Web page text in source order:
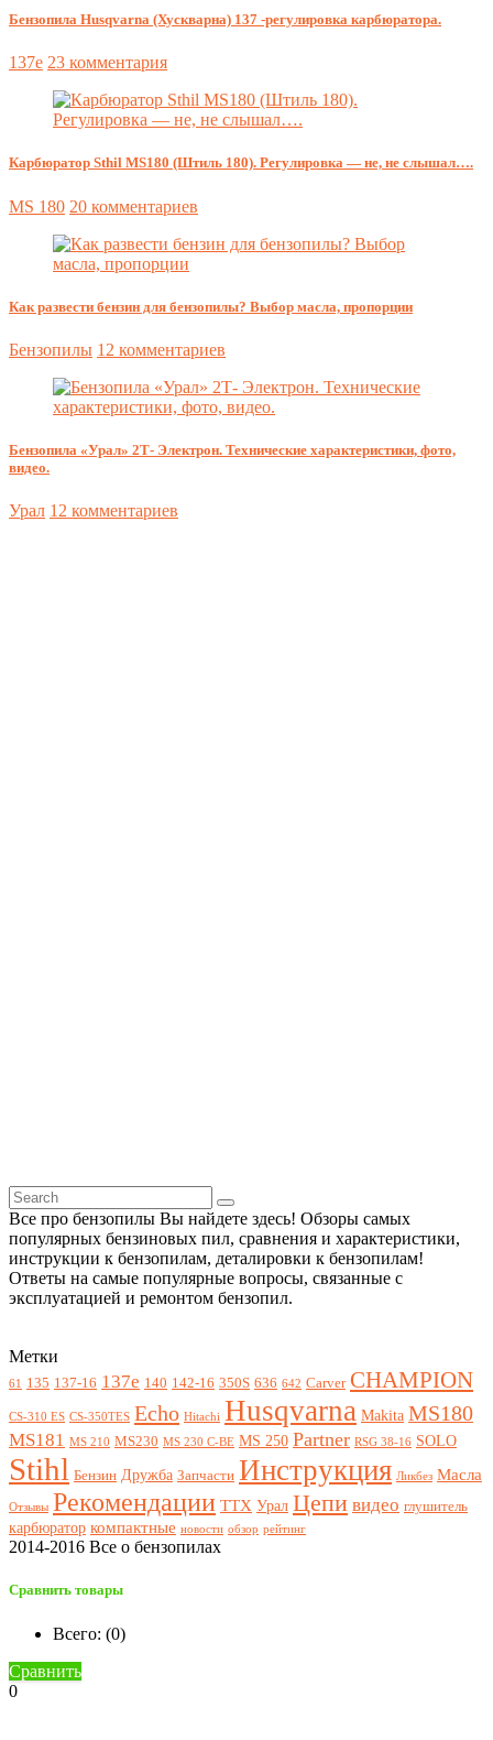
Бензопила Husqvarna (Хускварна) 137 -регулировка карбюратора.
137e 23 комментария
Карбюратор Sthil MS180 (Штиль 180). Регулировка — не, не слышал….
MS 180 20 комментариев
Как развести бензин для бензопилы? Выбор масла, пропорции
Бензопилы 12 комментариев
Бензопила «Урал» 2Т- Электрон. Технические характеристики, фото,
видео.
Урал 12 комментариев
Все про бензопилы Вы найдете здесь! Обзоры самых
популярных бензиновых пил, сравнения и характеристики,
инструкции к бензопилам, деталировки к бензопилам!
Ответы на самые популярные вопросы, связанные с
эксплуатацией и ремонтом бензопил.
Метки
61 135 137-16 137e 140 142-16 350S 636 642 Carver CHAMPION
CS-310 ES CS-350TES Echo Hitachi Husqvarna Makita MS180
MS181 MS 210 MS230 MS 230 C-BE MS 250 Partner RSG 38-16 SOLO
Stihl Бензин Дружба Запчасти Инструкция Ликбез Масла
Отзывы Рекомендации ТТХ Урал Цепи видео глушитель
карбюратор компактные новости обзор рейтинг
2014-2016 Все о бензопилах
Сравнить товары
Всего: (0)
Сравнить
0